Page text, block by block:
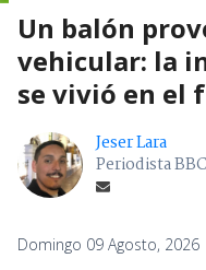
Un balón
vehicular: la
se vivió en el
Jeser Lara
Periodista
Domingo 09 Agosto, 2026